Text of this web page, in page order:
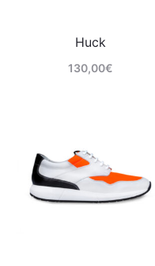
Huck
130,00€